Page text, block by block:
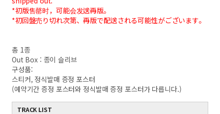
*初版售罄时，可能会发送再版。
*初回盤売り切れ次第、再版で配送される可能性がございます。
총 1종
Out Box : 종이 슬리브
구성품:
스티커, 정식발매 증정 포스터
(예약기간 증정 포스터와 정식발매 증정 포스터가 다릅니다.)
TRACK LIST